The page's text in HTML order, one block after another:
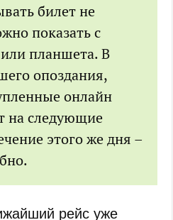
билет не
показать с
планшета. В
опоздания,
онлайн
на следующие
этого же дня –
рейс уже